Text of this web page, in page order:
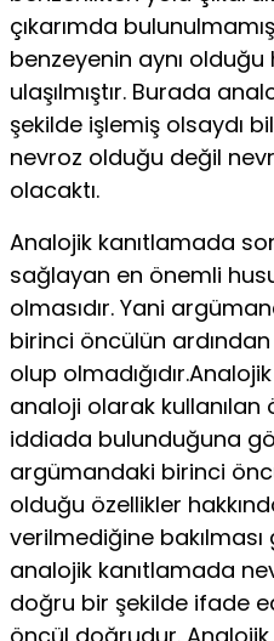
çıkarımda
benzeyenin aynı
ulaşılmıştır. Burada
şekilde işlemiş olsaydı
nevroz olduğu değil
olacaktı.
Analojik kanıtlamada
sağlayan en önemli
olmasıdır. Yani
birinci öncülün
olup
analoji olarak kullanılan
iddiada bulunduğuna
argümandaki birinci
olduğu özellikler
verilmediğine
analojik kanıtlamada
doğ­ru bir şekilde ifade